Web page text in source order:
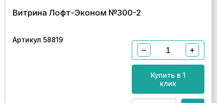
Витрина Лофт-Эконом №300-2
Артикул 58819
− +
Купить в 1
клик